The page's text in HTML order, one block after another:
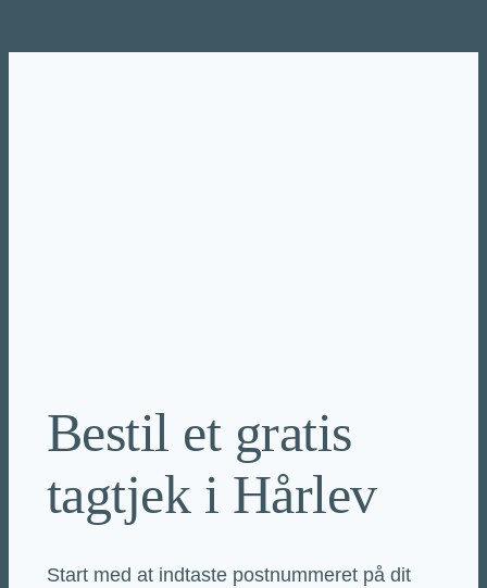
til
Bestil et gratis
tagtjek i Hårlev
Start med at indtaste postnummeret på dit